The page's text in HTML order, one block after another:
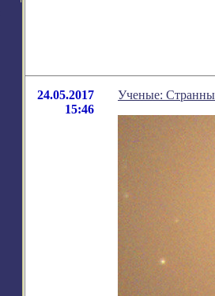
24.05.2017
15:46
Ученые: